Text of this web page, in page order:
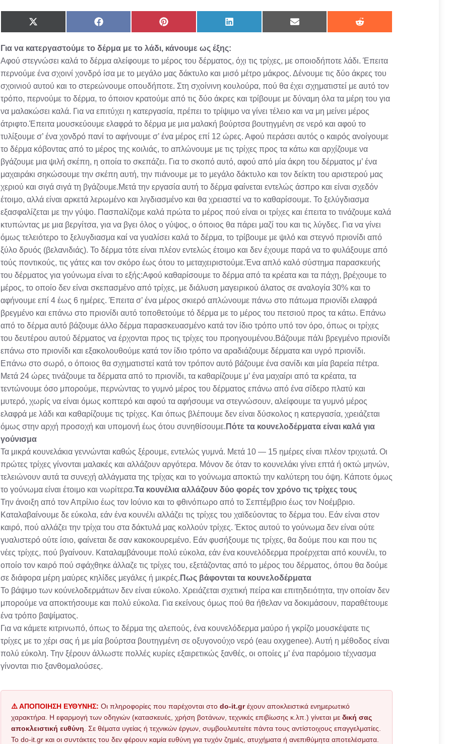
Share
on
(Twitter)
Share
on
Share
on
Share
on
Share
on
Share
on
Για να κατεργαστούμε το δέρμα με το λάδι, κάνουμε ως έξης:
Αφού στεγνώσει καλά το δέρμα αλείφουμε το μέρος του δέρματος, όχι τις τρίχες, με οποιοδήποτε λάδι. Έπειτα
περνούμε ένα σχοινί χονδρό ίσα με το μεγάλο μας δάκτυλο και μισό μέτρο μάκρος. Δένουμε τις δύο άκρες του
σχοινιού αυτού και το στερεώνουμε οπουδήποτε. Στη σχοίνινη κουλούρα, πού θα έχει σχηματιστεί με αυτό τον
τρόπο, περνούμε το δέρμα, το όποιον κρατούμε από τις δύο άκρες και τρίβουμε με δύναμη όλα τα μέρη του για
να μαλακώσει καλά. Για να επιτύχει η κατεργασία, πρέπει το τρίψιμο να γίνει τέλειο και να μη μείνει μέρος
άτριφτο.Έπειτα μουσκεύουμε ελαφρά το δέρμα με μια μαλακή βούρτσα βουτηγμένη σε νερό και αφού το
τυλίξουμε σ’ ένα χονδρό πανί το αφήνουμε σ’ ένα μέρος επί 12 ώρες. Αφού περάσει αυτός ο καιρός ανοίγουμε
το δέρμα κόβοντας από το μέρος της κοιλιάς, το απλώνουμε με τις τρίχες προς τα κάτω και αρχίζουμε να
βγάζουμε μια ψιλή σκέπη, η οποία το σκεπάζει. Για το σκοπό αυτό, αφού από μία άκρη του δέρματος μ’ ένα
μαχαιράκι σηκώσουμε την σκέπη αυτή, την πιάνουμε με το μεγάλο δάκτυλο και τον δείκτη του αριστερού μας
χεριού και σιγά σιγά τη βγάζουμε.Μετά την εργασία αυτή το δέρμα φαίνεται εντελώς άσπρο και είναι σχεδόν
έτοιμο, αλλά είναι αρκετά λερωμένο και λιγδιασμένο και θα χρειαστεί να το καθαρίσουμε. Το ξελύγδιασμα
εξασφαλίζεται με την γύψο. Πασπαλίζομε καλά πρώτα το μέρος πού είναι οι τρίχες και έπειτα το τινάζουμε καλά
κτυπώντας με μια βεργίτσα, για να βγει όλος ο γύψος, ο όποιος θα πάρει μαζί του και τις λύγδες. Για να γίνει
όμως τελειότερο το ξελυγδιασμα καί να γυαλίσει καλά το δέρμα, το τρίβουμε με ψιλό και στεγνό πριονίδι από
ξύλο δρυός (βελανιδιάς). Το δέρμα τότε είναι πλέον εντελώς έτοιμο και δεν έχουμε παρά να το φυλάξουμε από
τούς ποντικούς, τις γάτες και τον σκόρο έως ότου το μεταχειριστούμε.Ένα απλό καλό σύστημα παρασκευής
του δέρματος για γούνωμα είναι το εξής:Αφού καθαρίσουμε το δέρμα από τα κρέατα και τα πάχη, βρέχουμε το
μέρος, το οποίο δεν είναι σκεπασμένο από τρίχες, με διάλυση μαγειρικού άλατος σε αναλογία 30% και το
αφήνουμε επί 4 έως 6 ημέρες. Έπειτα σ’ ένα μέρος σκιερό απλώνουμε πάνω στο πάτωμα πριονίδι ελαφρά
βρεγμένο και επάνω στο πριονίδι αυτό τοποθετούμε τό δέρμα με το μέρος του πετσιού προς τα κάτω. Επάνω
από το δέρμα αυτό βάζουμε άλλο δέρμα παρασκευασμένο κατά τον ίδιο τρόπο υπό τον όρο, όπως οι τρίχες
του δευτέρου αυτού δέρματος να έρχονται προς τις τρίχες του προηγουμένου.Βάζουμε πάλι βρεγμένο πριονίδι
επάνω στο πριονίδι και εξακολουθούμε κατά τον ίδιο τρόπο να αραδιάζουμε δέρματα και υγρό πριονίδι.
Επάνω στο σωρό, ο όποιος θα σχηματιστεί κατά τον τρόπον αυτό βάζουμε ένα σανίδι και μία βαρεία πέτρα.
Μετά 24 ώρες τινάζουμε τα δέρματα από το πριονίδι, τα καθαρίζουμε μ’ ένα μαχαίρι από τα κρέατα, τα
τεντώνουμε όσο μπορούμε, περνώντας το γυμνό μέρος του δέρματος επάνω από ένα σίδερο πλατύ και
μυτερό, χωρίς να είναι όμως κοπτερό και αφού τα αφήσουμε να στεγνώσουν, αλείφουμε τα γυμνό μέρος
ελαφρά με λάδι και καθαρίζουμε τις τρίχες. Και όπως βλέπουμε δεν είναι δύσκολος η κατεργασία, χρειάζεται
όμως στην αρχή προσοχή και υπομονή έως ότου συνηθίσουμε. Πότε τα κουνελοδέρματα είναι καλά για
γούνισμα
Τα μικρά κουνελάκια γεννώνται καθώς ξέρουμε, εντελώς γυμνά. Μετά 10 — 15 ημέρες είναι πλέον τριχωτά. Οι
πρώτες τρίχες γίνονται μαλακές και αλλάζουν αργότερα. Μόνον δε όταν το κουνελάκι γίνει επτά ή οκτώ μηνών,
τελειώνουν αυτά τα συνεχή αλλάγματα της τρίχας και το γούνωμα αποκτώ την καλύτερη του όψη. Κάποτε όμως
το γούνωμα είναι έτοιμο και νωρίτερα.Τα κουνέλια αλλάζουν δύο φορές τον χρόνο τις τρίχες τους
Την άνοιξη από τον Απρίλιο έως τον Ιούνιο και το φθινόπωρο από το Σεπτέμβριο έως τον Νοέμβριο.
Καταλαβαίνουμε δε εύκολα, εάν ένα κουνέλι αλλάζει τις τρίχες του χαϊδεύοντας το δέρμα του. Εάν είναι στον
καιρό, πού αλλάζει την τρίχα του στα δάκτυλά μας κολλούν τρίχες. Έκτος αυτού το γούνωμα δεν είναι ούτε
γυαλιστερό ούτε ίσιο, φαίνεται δε σαν κακοκουρεμένο. Εάν φυσήξουμε τις τρίχες, θα δούμε που και που τις
νέες τρίχες, πού βγαίνουν. Καταλαμβάνουμε πολύ εύκολα, εάν ένα κουνελόδερμα προέρχεται από κουνέλι, το
οποίο τον καιρό πού σφάχθηκε άλλαζε τις τρίχες του, εξετάζοντας από το μέρος του δέρματος, όπου θα δούμε
σε διάφορα μέρη μαύρες κηλίδες μεγάλες ή μικρές. Πως βάφονται τα κουνελοδέρματα
Το βάψιμο των κούνελοδερμάτων δεν είναι εύκολο. Χρειάζεται σχετική πείρα και επιτηδειότητα, την οποίαν δεν
μπορούμε να αποκτήσουμε και πολύ εύκολα. Για εκείνους όμως πού θα ήθελαν να δοκιμάσουν, παραθέτουμε
ένα τρόπο βαψίματος.
Για να κάμετε κιτρινωπό, όπως το δέρμα της αλεπούς, ένα κουνελόδερμα μαύρο ή γκρίζο μουσκέψατε τις
τρίχες με το χέρι σας ή με μία βούρτσα βουτηγμένη σε οξυγονούχο νερό (eau oxygenee). Αυτή η μέθοδος είναι
πολύ εύκολη. Την ξέρουν άλλωστε πολλές κυρίες εξαιρετικώς ξανθές, οι οποίες μ’ ένα παρόμοιο τέχνασμα
γίνονται πιο ξανθομαλούσες.
⚠️ ΑΠΟΠΟΙΗΣΗ ΕΥΘΥΝΗΣ: Οι πληροφορίες που παρέχονται στο do-it.grέχουν αποκλειστικά ενημερωτικό
χαρακτήρα. Η εφαρμογή των οδηγιών (κατασκευές, χρήση βοτάνων, τεχνικές επιβίωσης κ.λπ.) γίνεται με δική σας
αποκλειστική ευθύνη . Σε θέματα υγείας ή τεχνικών έργων, συμβουλευτείτε πάντα τους αντίστοιχους επαγγελματίες.
Το do-it.gr και οι συντάκτες του δεν φέρουν καμία ευθύνη για τυχόν ζημιές, ατυχήματα ή ανεπιθύμητα αποτελέσματα.